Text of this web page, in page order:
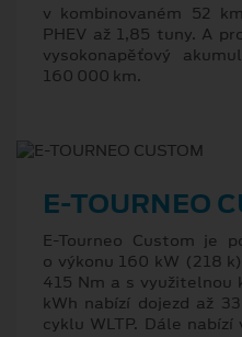
v kombinovaném 52
PHEV až 1,85 tuny. A
vysokonapěťový
160 000 km.
E-TOURNEO
E-Tourneo Custom je
o výkonu 160 kW (218
415 Nm a s využitelnou
kWh nabízí dojezd až
cyklu WLTP. Dále